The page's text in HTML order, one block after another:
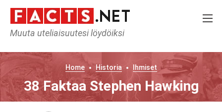
Muuta uteliaisuutesi löydöiksi
Home Historia Ihmiset
38 Faktaa Stephen Hawking